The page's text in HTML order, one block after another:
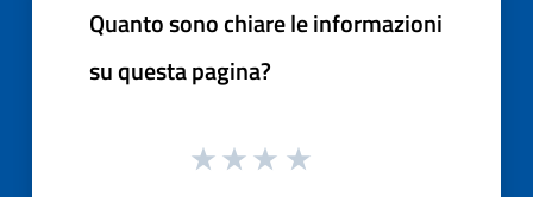
Quanto sono chiare le informazioni
su questa pagina?